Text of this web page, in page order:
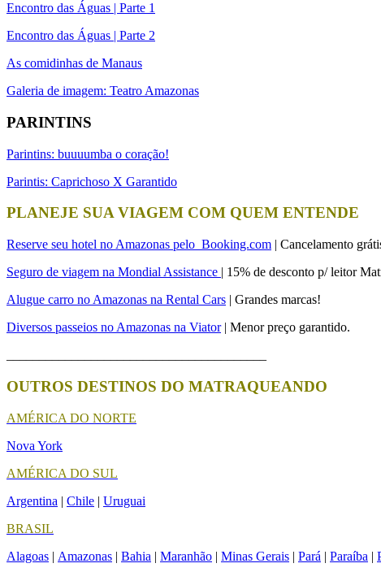
Encontro das Águas | Parte 1
Encontro das Águas | Parte 2
As comidinhas de Manaus
Galeria de imagem: Teatro Amazonas
PARINTINS
Parintins: buuuumba o coração!
Parintis: Caprichoso X Garantido
PLANEJE SUA VIAGEM COM QUEM ENTENDE
Reserve seu hotel no Amazonas pelo Booking.com | Cancelamento
Seguro de viagem na Mondial Assistance | 15% de desconto p/ leitor
Alugue carro no Amazonas na Rental Cars | Grandes marcas!
Diversos passeios no Amazonas na Viator| Menor preço garantido.
OUTROS DESTINOS DO MATRAQUEANDO
AMÉRICA DO NORTE
Nova York
AMÉRICA DO SUL
Argentina | Chile | Uruguai
BRASIL
Alagoas | Amazonas | Bahia | Maranhão | Minas Gerais | Pará | Paraíba |